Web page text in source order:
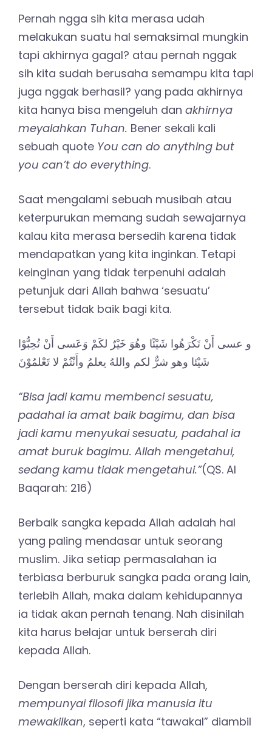
Pernah ngga sih kita merasa udah
melakukan suatu hal semaksimal mungkin
tapi akhirnya gagal? atau pernah nggak
sih kita sudah berusaha semampu kita tapi
juga nggak berhasil? yang pada akhirnya
kita hanya bisa mengeluh dan akhirnya
meyalahkan Tuhan. Bener sekali kali
sebuah quote You can do anything but
you can’t do everything.
Saat mengalami sebuah musibah atau
keterpurukan memang sudah sewajarnya
kalau kita merasa bersedih karena tidak
mendapatkan yang kita inginkan. Tetapi
keinginan yang tidak terpenuhi adalah
petunjuk dari Allah bahwa ‘sesuatu’
tersebut tidak baik bagi kita.
و عسى أَنْ تَكْرَهُوا شَيْئًا وهُوَ خَيْرٌ لكَمْ وَعَسى أَنْ تُحِبُّوْا
شَيْئا وهو شرٌّ لكم واللهُ يعلمُ وأَنْتُمْ لا تَعْلمُوْنَ
“Bisa jadi kamu membenci sesuatu,
padahal ia amat baik bagimu, dan bisa
jadi kamu menyukai sesuatu, padahal ia
amat buruk bagimu. Allah mengetahui,
sedang kamu tidak mengetahui.”(QS. Al
Baqarah: 216)
Berbaik sangka kepada Allah adalah hal
yang paling mendasar untuk seorang
muslim. Jika setiap permasalahan ia
terbiasa berburuk sangka pada orang lain,
terlebih Allah, maka dalam kehidupannya
ia tidak akan pernah tenang. Nah disinilah
kita harus belajar untuk berserah diri
kepada Allah.
Dengan berserah diri kepada Allah,
mempunyai filosofi jika manusia itu
mewakilkan, seperti kata “tawakal” diambil